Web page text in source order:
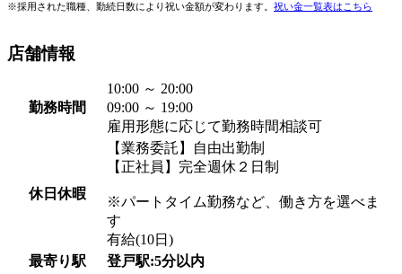
※採用された職種、勤続日数により祝い金額が変わります。 祝い金一覧表はこちら
店舗情報
勤務時間
10:00 ～ 20:00
09:00 ～ 19:00
雇用形態に応じて勤務時間相談可
休日休暇
【業務委託】自由出勤制
【正社員】完全週休２日制
※パートタイム勤務など、働き方を選べま
す
有給(10日)
最寄り駅
登戸駅:5分以内